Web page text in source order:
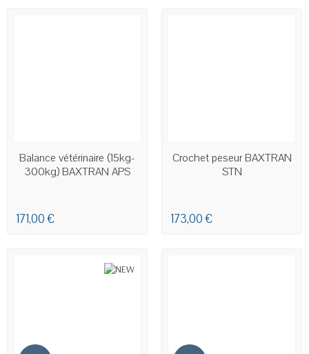
EN STOCK
Balance vétérinaire (15kg-
300kg) BAXTRAN APS
171,00 €
EN STOCK
Crochet peseur BAXTRAN
STN
173,00 €